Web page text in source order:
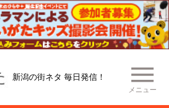
新潟の街ネタ 毎日発信！
メニュー